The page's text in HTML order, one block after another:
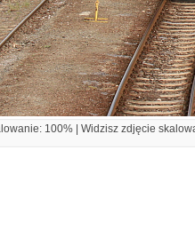
100% | Widzisz zdjęcie